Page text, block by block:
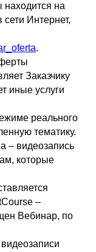
на
Интернет,
.
Заказчику
иные услуги
реального
тематику.
– видеозапись
которые
–
Вебинар, по